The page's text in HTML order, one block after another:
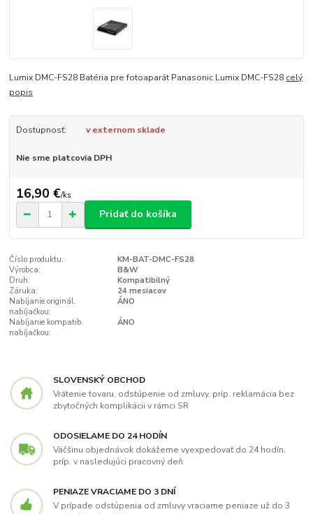
Lumix DMC-FS28 Batéria pre fotoaparát Panasonic Lumix DMC-FS28 celý
popis
Dostupnosť: v externom sklade
Nie sme platcovia DPH
16,90 €/ks
Pridať do košíka
Číslo produktu:
KM-BAT-DMC-FS28
Výrobca:
B&W
Druh:
Kompatibilný
Záruka:
24 mesiacov
Nabíjanie originál.
nabíjačkou:
ÁNO
Nabíjanie kompatib.
nabíjačkou:
ÁNO
SLOVENSKÝ OBCHOD
Vrátenie tovaru, odstúpenie od zmluvy, príp. reklamácia bez
zbytočných komplikácii v rámci SR
ODOSIELAME DO 24 HODÍN
Väčšinu objednávok dokážeme vyexpedovať do 24 hodín,
príp. v nasledujúci pracovný deň
PENIAZE VRACIAME DO 3 DNÍ
V prípade odstúpenia od zmluvy vraciame peniaze už do 3